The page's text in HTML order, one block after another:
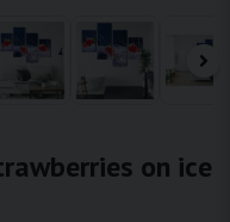
on ice